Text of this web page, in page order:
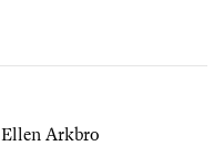
Ellen Arkbro